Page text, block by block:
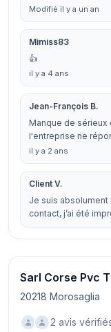
Modifié il y a un an
Mimiss83
👍
il y a 4 ans
Jean-François B.
Manque de sérieux
l'entreprise ne
il y a 2 ans
Client V.
Je suis absolument
contact, j’ai été
Sarl Corse Pvc
20218 Morosaglia
2 avis